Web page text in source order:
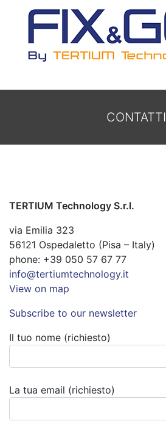
CONTATTI
TERTIUM Technology S.r.l.
via Emilia 323
56121 Ospedaletto (Pisa – Italy)
phone: +39 050 57 67 77
info@tertiumtechnology.it
View on map
Subscribe to our newsletter
Il tuo nome (richiesto)
La tua email (richiesto)